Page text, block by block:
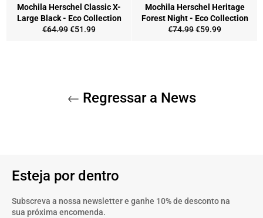
Mochila Herschel Classic X-
Large Black - Eco Collection
Preço
€64.99Preço
€51.99
Mochila Herschel Heritage
Forest Night - Eco Collection
Preço
€74.99Preço
€59.99
Regressar a News
Esteja por dentro
Subscreva a nossa newsletter e ganhe 10% de desconto na
sua próxima encomenda.